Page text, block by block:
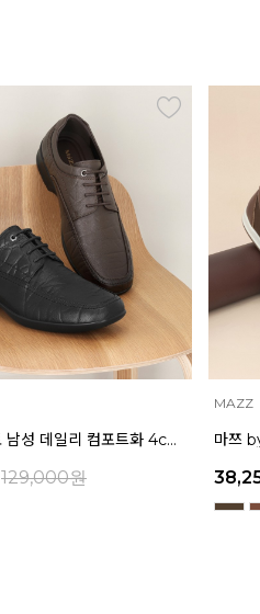
마쯔 by 엘칸토 남성 캐주얼 더비 슈즈 2.4cm LCMC21M326
129,000원
MAZZ